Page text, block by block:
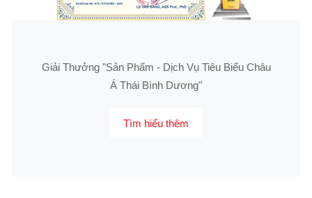
Giải Thưởng "Sản Phẩm - Dịch Vụ Tiêu Biểu Châu
Á Thái Bình Dương"
Tìm hiểu thêm